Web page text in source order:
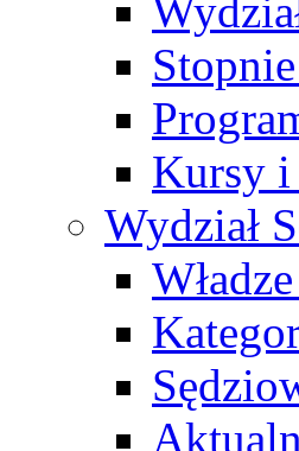
Kursy i
Wydział